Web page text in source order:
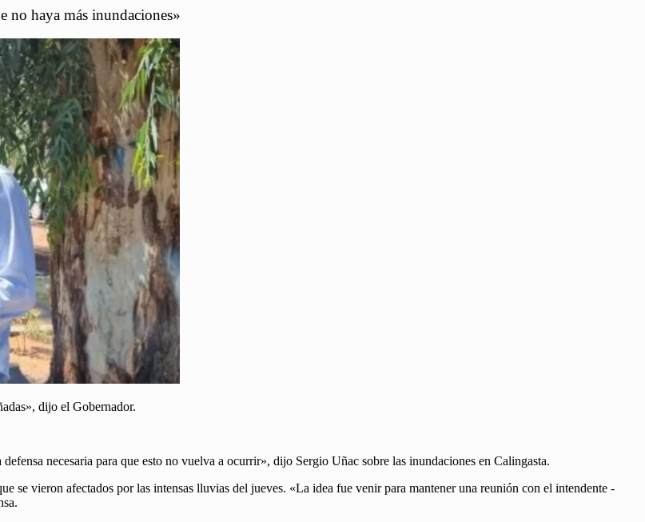
no haya más inundaciones»
dijo el Gobernador.
necesaria para que esto no vuelva a ocurrir», dijo Sergio Uñac sobre las inundaciones en Calingasta.
se vieron afectados por las intensas lluvias del jueves. «La idea fue venir para mantener una reunión con el intendente -